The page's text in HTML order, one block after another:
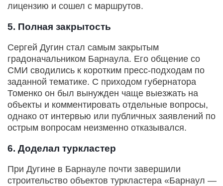
лицензию и сошел с маршрутов.
5. Полная закрытость
Сергей Дугин стал самым закрытым
градоначальником Барнаула. Его общение со
СМИ сводились к коротким пресс-подходам по
заданной тематике. С приходом губернатора
Томенко он был вынужден чаще выезжать на
объекты и комментировать отдельные вопросы,
однако от интервью или публичных заявлений по
острым вопросам неизменно отказывался.
6. Доделал туркластер
При Дугине в Барнауле почти завершили
строительство объектов туркластера «Барнаул —